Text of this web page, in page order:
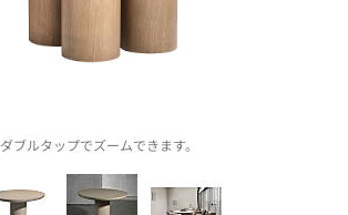
ダブルタップでズームできます。